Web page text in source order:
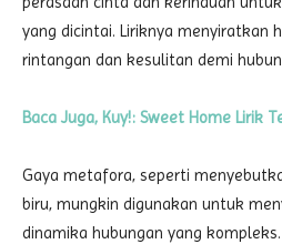
yang dicintai. Liriknya menyiratkan
rintangan dan kesulitan demi
Baca Juga, Kuy!: Sweet Home Lirik
Gaya metafora, seperti
biru, mungkin digunakan untuk
dinamika hubungan yang